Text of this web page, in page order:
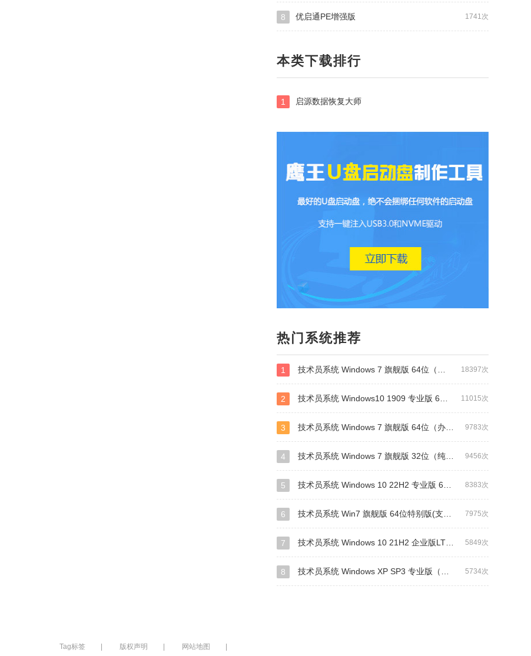
1741次
8 优启通PE增强版
本类下载排行
1 启源数据恢复大师
热门系统推荐
18397次
1 技术员系统 Windows 7 旗舰版 64位（纯净版）
11015次
2 技术员系统 Windows10 1909 专业版 64位
9783次
3 技术员系统 Windows 7 旗舰版 64位（办公版）
9456次
4 技术员系统 Windows 7 旗舰版 32位（纯净版）
8383次
5 技术员系统 Windows 10 22H2 专业版 64位(纯净版)
7975次
6 技术员系统 Win7 旗舰版 64位特别版(支持intel&amd最新硬件)
5849次
7 技术员系统 Windows 10 21H2 企业版LTSC 64位(纯净版)
5734次
8 技术员系统 Windows XP SP3 专业版（纯净版）
Tag标签 版权声明 网站地图